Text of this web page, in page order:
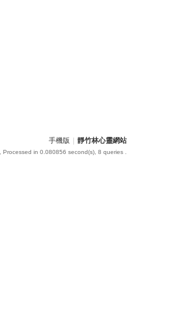
手機版 靜竹林心靈網站
, Processed in 0.080856 second(s), 8 queries .